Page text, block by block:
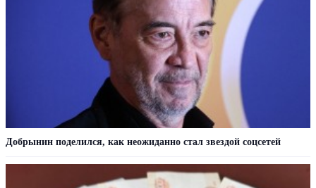
Добрынин поделился, как неожиданно стал звездой соцсетей